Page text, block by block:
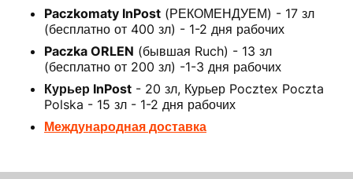
Paczkomaty InPost (РЕКОМЕНДУЕМ) - 17 зл
(бесплатно от 400 зл) - 1-2 дня рабочих
Paczka ORLEN (бывшая Ruch) - 13 зл
(бесплатно от 200 зл) -1-3 дня рабочих
Курьер InPost - 20 зл, Курьер Pocztex Poczta
Polska - 15 зл - 1-2 дня рабочих
Международная доставка